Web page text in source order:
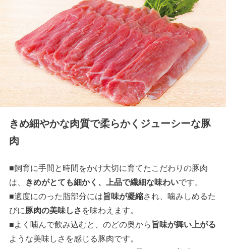
きめ細やかな肉質で柔らかくジューシーな豚
肉
■飼育に手間と時間をかけ大切に育てたこだわりの豚肉
は、
きめがとても細かく、上品で繊細な味わいです。
■適度にのった脂部分には旨味が凝縮され、噛みしめるた
びに豚肉の美味しさ を味わえます。
■よく噛んで飲み込むと、のどの奥から 旨味が舞い上がる
ような美味しさを感じる豚肉です。